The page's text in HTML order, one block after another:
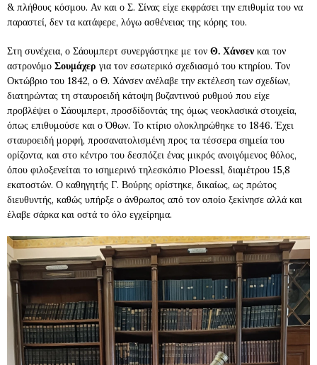
& πλήθους κόσμου. Αν και ο Σ. Σίνας είχε εκφράσει την επιθυμία του να
παραστεί, δεν τα κατάφερε, λόγω ασθένειας της κόρης του.
Στη συνέχεια, ο Σάουμπερτ συνεργάστηκε με τον Θ. Χάνσεν και τον
αστρονόμο Σουμάχερ για τον εσωτερικό σχεδιασμό του κτηρίου. Τον
Οκτώβριο του 1842, ο Θ. Χάνσεν ανέλαβε την εκτέλεση των σχεδίων,
διατηρώντας τη σταυροειδή κάτοψη βυζαντινού ρυθμού που είχε
προβλέψει ο Σάουμπερτ, προσδίδοντάς της όμως νεοκλασικά στοιχεία,
όπως επιθυμούσε και ο Όθων. Το κτίριο ολοκληρώθηκε το 1846. Έχει
σταυροειδή μορφή, προσανατολισμένη προς τα τέσσερα σημεία του
ορίζοντα, και στο κέντρο του δεσπόζει ένας μικρός ανοιγόμενος θόλος,
όπου φιλοξενείται το ισημερινό τηλεσκόπιο Ploessl, διαμέτρου 15,8
εκατοστών. Ο καθηγητής Γ. Βούρης ορίστηκε, δικαίως, ως πρώτος
διευθυντής, καθώς υπήρξε ο άνθρωπος από τον οποίο ξεκίνησε αλλά και
έλαβε σάρκα και οστά το όλο εγχείρημα.